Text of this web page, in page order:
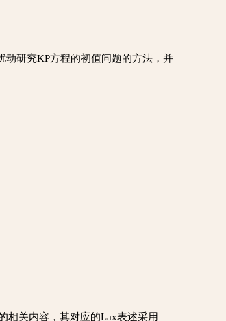
动研究KP方程的初值问题的方法，并
相关内容，其对应的Lax表述采用